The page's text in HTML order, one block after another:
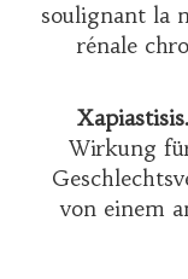
soulignant la
rénale
Wirkung
von einem